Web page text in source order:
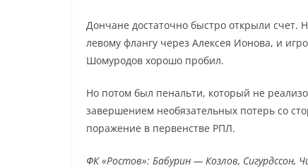
Дончане достаточно быстро открыли счет.
левому флангу через Алексея Ионова, и
Шомуродов хорошо пробил.
Но потом был пенальти, который не
завершением необязательных потерь со
поражение в первенстве РПЛ.
ФК «Ростов»: Бабурин — Козлов, Сигурдссон,